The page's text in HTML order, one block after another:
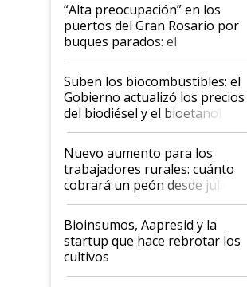
“Alta preocupación” en los
puertos del Gran Rosario por
buques parados: el
funcionamiento de las
exportadoras en tensión tras
la medida de fuerza de los
prácticos
Suben los biocombustibles: el
Gobierno actualizó los precios
del biodiésel y el bioetanol
Nuevo aumento para los
trabajadores rurales: cuánto
cobrará un peón desde julio
Bioinsumos, Aapresid y la
startup que hace rebrotar los
cultivos